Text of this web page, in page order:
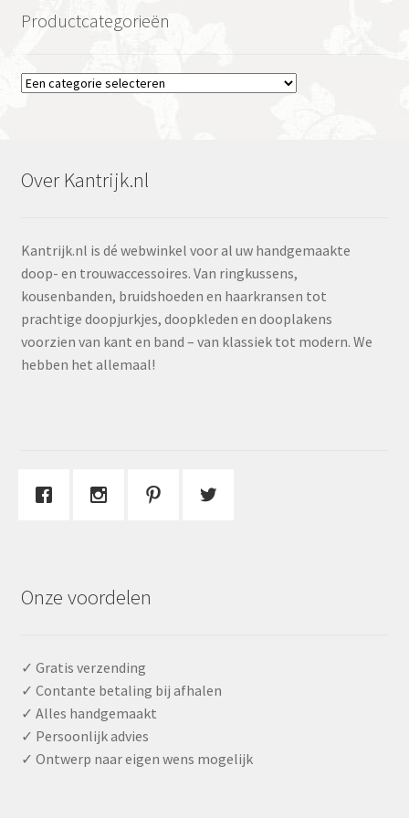
Productcategorieën
Over Kantrijk.nl
Kantrijk.nl is dé webwinkel voor al uw handgemaakte
doop- en trouwaccessoires. Van ringkussens,
kousenbanden, bruidshoeden en haarkransen tot
prachtige doopjurkjes, doopkleden en dooplakens
voorzien van kant en band – van klassiek tot modern. We
hebben het allemaal!
Onze voordelen
✓ Gratis verzending
✓ Contante betaling bij afhalen
✓ Alles handgemaakt
✓ Persoonlijk advies
✓ Ontwerp naar eigen wens mogelijk